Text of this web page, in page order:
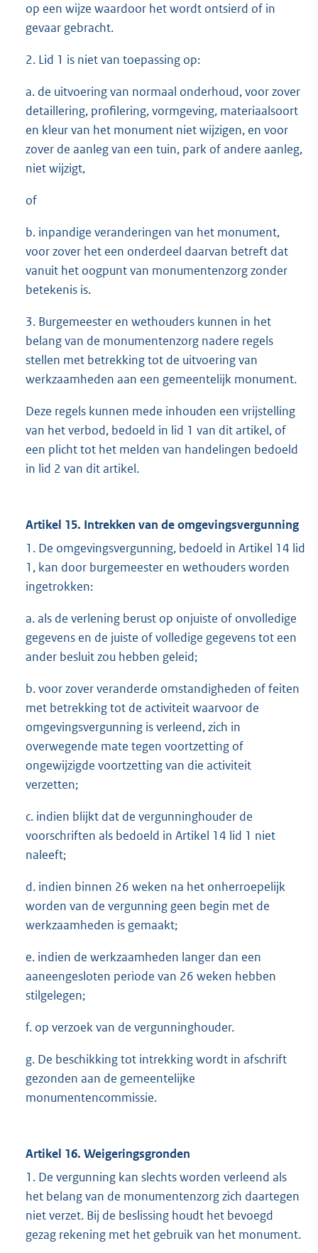
op een wijze waardoor het wordt ontsierd of in
gevaar gebracht.
2. Lid 1 is niet van toepassing op:
a. de uitvoering van normaal onderhoud, voor zover
detaillering, profilering, vormgeving, materiaalsoort
en kleur van het monument niet wijzigen, en voor
zover de aanleg van een tuin, park of andere aanleg,
niet wijzigt,
of
b. inpandige veranderingen van het monument,
voor zover het een onderdeel daarvan betreft dat
vanuit het oogpunt van monumentenzorg zonder
betekenis is.
3. Burgemeester en wethouders kunnen in het
belang van de monumentenzorg nadere regels
stellen met betrekking tot de uitvoering van
werkzaamheden aan een gemeentelijk monument.
Deze regels kunnen mede inhouden een vrijstelling
van het verbod, bedoeld in lid 1 van dit artikel, of
een plicht tot het melden van handelingen bedoeld
in lid 2 van dit artikel.
Artikel 15. Intrekken van de omgevingsvergunning
1. De omgevingsvergunning, bedoeld in Artikel 14 lid
1, kan door burgemeester en wethouders worden
ingetrokken:
a. als de verlening berust op onjuiste of onvolledige
gegevens en de juiste of volledige gegevens tot een
ander besluit zou hebben geleid;
b. voor zover veranderde omstandigheden of feiten
met betrekking tot de activiteit waarvoor de
omgevingsvergunning is verleend, zich in
overwegende mate tegen voortzetting of
ongewijzigde voortzetting van die activiteit
verzetten;
c. indien blijkt dat de vergunninghouder de
voorschriften als bedoeld in Artikel 14 lid 1 niet
naleeft;
d. indien binnen 26 weken na het onherroepelijk
worden van de vergunning geen begin met de
werkzaamheden is gemaakt;
e. indien de werkzaamheden langer dan een
aaneengesloten periode van 26 weken hebben
stilgelegen;
f. op verzoek van de vergunninghouder.
g. De beschikking tot intrekking wordt in afschrift
gezonden aan de gemeentelijke
monumentencommissie.
Artikel 16. Weigeringsgronden
1. De vergunning kan slechts worden verleend als
het belang van de monumentenzorg zich daartegen
niet verzet. Bij de beslissing houdt het bevoegd
gezag rekening met het gebruik van het monument.